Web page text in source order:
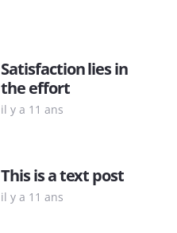
Satisfaction lies in
the effort
il y a 11 ans
This is a text post
il y a 11 ans